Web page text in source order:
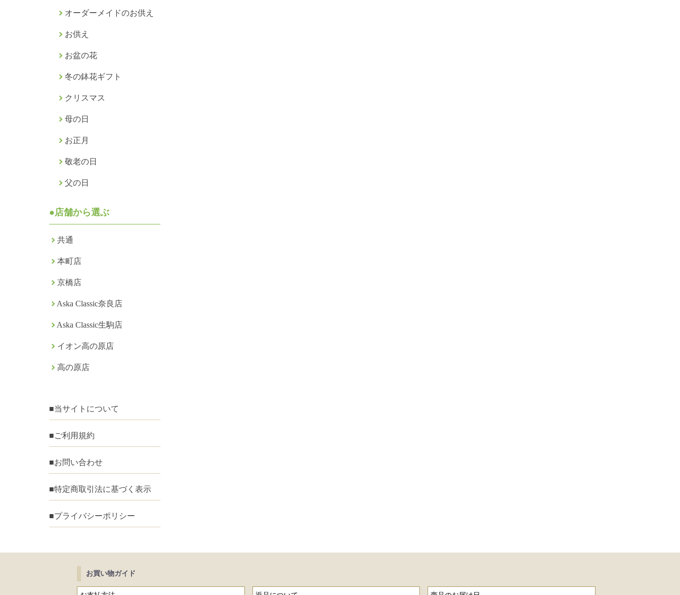
オーダーメイドのお供え
お供え
お盆の花
冬の鉢花ギフト
クリスマス
母の日
お正月
敬老の日
父の日
●店舗から選ぶ
共通
本町店
京橋店
Aska Classic奈良店
Aska Classic生駒店
イオン高の原店
高の原店
■当サイトについて
■ご利用規約
■お問い合わせ
■特定商取引法に基づく表示
■プライバシーポリシー
お買い物ガイド